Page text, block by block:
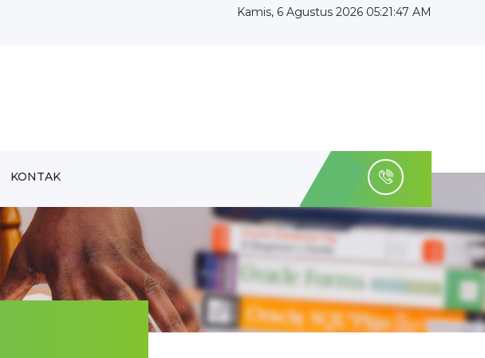
Kamis, 6 Agustus 2026 05:21:48 AM
KONTAK